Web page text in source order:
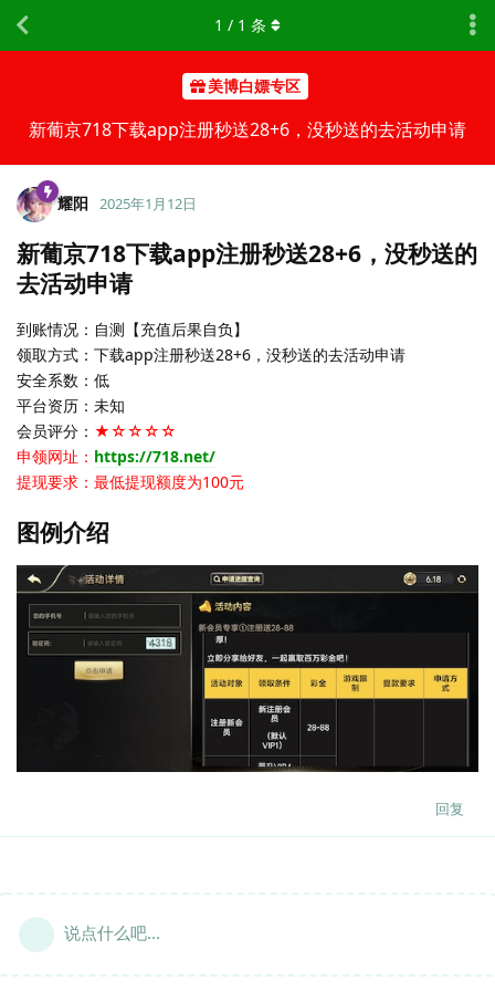
美博白嫖专区
新葡京718下载app注册秒送28+6，没秒送的去活动申请
1 / 1 条
耀阳 2025年1月12日
新葡京718下载app注册秒送28+6，没秒送的
去活动申请
到账情况：自测【充值后果自负】
领取方式：下载app注册秒送28+6，没秒送的去活动申请
安全系数：低
平台资历：未知
会员评分： ★☆☆☆☆
申领网址： https://718.net/
提现要求：最低提现额度为100元
图例介绍
回复
说点什么吧...